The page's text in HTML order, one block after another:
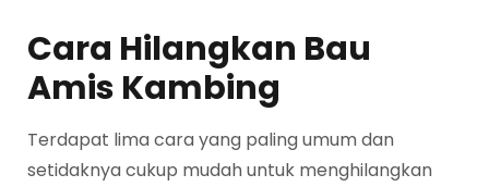
Cara Hilangkan Bau
Amis Kambing
Terdapat lima cara yang paling umum dan
setidaknya cukup mudah untuk menghilangkan